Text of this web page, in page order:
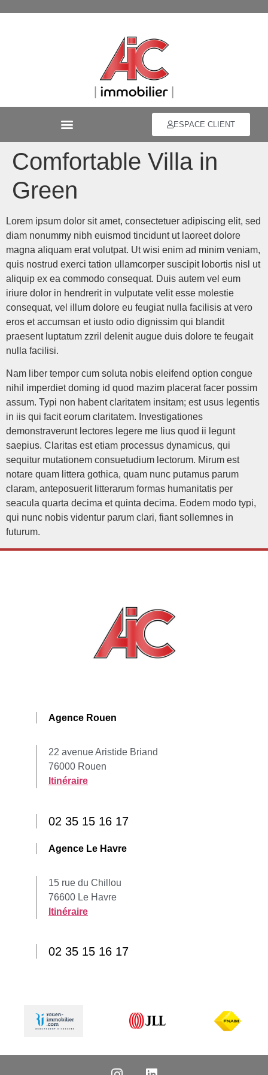
ESPACE CLIENT
Comfortable Villa in
Green
Lorem ipsum dolor sit amet, consectetuer adipiscing elit, sed
diam nonummy nibh euismod tincidunt ut laoreet dolore
magna aliquam erat volutpat. Ut wisi enim ad minim veniam,
quis nostrud exerci tation ullamcorper suscipit lobortis nisl ut
aliquip ex ea commodo consequat. Duis autem vel eum
iriure dolor in hendrerit in vulputate velit esse molestie
consequat, vel illum dolore eu feugiat nulla facilisis at vero
eros et accumsan et iusto odio dignissim qui blandit
praesent luptatum zzril delenit augue duis dolore te feugait
nulla facilisi.
Nam liber tempor cum soluta nobis eleifend option congue
nihil imperdiet doming id quod mazim placerat facer possim
assum. Typi non habent claritatem insitam; est usus legentis
in iis qui facit eorum claritatem. Investigationes
demonstraverunt lectores legere me lius quod ii legunt
saepius. Claritas est etiam processus dynamicus, qui
sequitur mutationem consuetudium lectorum. Mirum est
notare quam littera gothica, quam nunc putamus parum
claram, anteposuerit litterarum formas humanitatis per
seacula quarta decima et quinta decima. Eodem modo typi,
qui nunc nobis videntur parum clari, fiant sollemnes in
futurum.
Agence Rouen
22 avenue Aristide Briand
76000 Rouen
Itinéraire
02 35 15 16 17
Agence Le Havre
15 rue du Chillou
76600 Le Havre
Itinéraire
02 35 15 16 17